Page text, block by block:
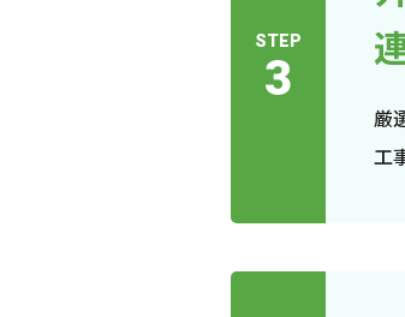
STEP
3
厳
工